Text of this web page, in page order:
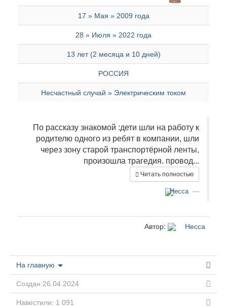
17 » Мая » 2009 года
28 » Июля » 2022 года
13 лет (2 месяца и 10 дней)
РОССИЯ
Несчастный случай » Электрическим током
По рассказу знакомой :дети шли на работу к
родителю одного из ребят в компании, шли
через зону старой транспортёрной ленты,
произошла трагедия. провод...
Читать полностью
Несса
Автор: Несса
На главную
Создан:26.04.2024
Навестили: 1 091